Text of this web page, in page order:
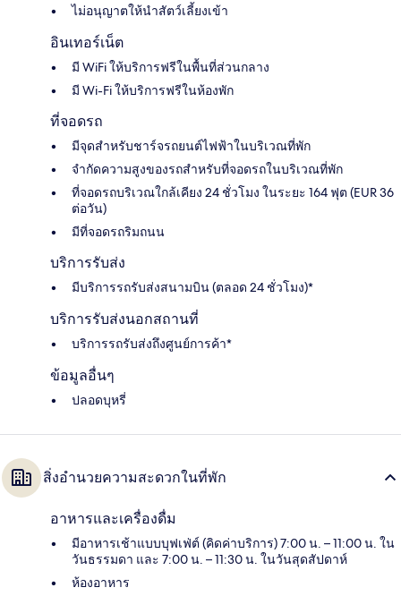
ไม่อนุญาตให้นำสัตว์เลี้ยงเข้า
อินเทอร์เน็ต
มี WiFi ให้บริการฟรีในพื้นที่ส่วนกลาง
มี Wi-Fi ให้บริการฟรีในห้องพัก
ที่จอดรถ
มีจุดสำหรับชาร์จรถยนต์ไฟฟ้าในบริเวณที่พัก
จำกัดความสูงของรถสำหรับที่จอดรถในบริเวณที่พัก
ที่จอดรถบริเวณใกล้เคียง 24 ชั่วโมง ในระยะ 164 ฟุต (EUR 36
ต่อวัน)
มีที่จอดรถริมถนน
บริการรับส่ง
มีบริการรถรับส่งสนามบิน (ตลอด 24 ชั่วโมง)*
บริการรับส่งนอกสถานที่
บริการรถรับส่งถึงศูนย์การค้า*
ข้อมูลอื่นๆ
ปลอดบุหรี่
สิ่งอำนวยความสะดวกในที่พัก
อาหารและเครื่องดื่ม
มีอาหารเช้าแบบบุฟเฟ่ต์ (คิดค่าบริการ) 7:00 น. – 11:00 น. ใน
วันธรรมดา และ 7:00 น. – 11:30 น. ในวันสุดสัปดาห์
ห้องอาหาร